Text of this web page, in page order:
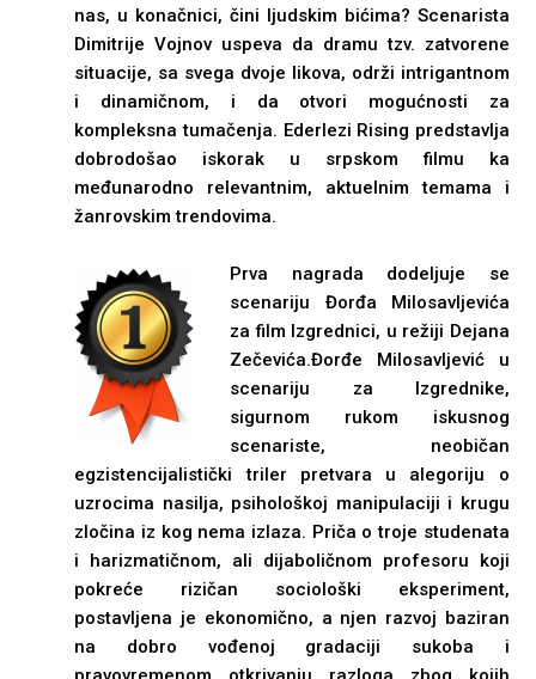
nas, u konačnici, čini ljudskim bićima? Scenarista
Dimitrije Vojnov uspeva da dramu tzv. zatvorene
situacije, sa svega dvoje likova, održi intrigantnom
i dinamičnom, i da otvori mogućnosti za
kompleksna tumačenja. Ederlezi Rising predstavlja
dobrodošao iskorak u srpskom filmu ka
međunarodno relevantnim, aktuelnim temama i
žanrovskim trendovima.
Prva nagrada dodeljuje se
scenariju Đorđa Milosavljevića
za film Izgrednici, u režiji Dejana
Zečevića.Đorđe Milosavljević u
scenariju za Izgrednike,
sigurnom rukom iskusnog
scenariste, neobičan
egzistencijalistički triler pretvara u alegoriju o
uzrocima nasilja, psihološkoj manipulaciji i krugu
zločina iz kog nema izlaza. Priča o troje studenata
i harizmatičnom, ali dijaboličnom profesoru koji
pokreće rizičan sociološki eksperiment,
postavljena je ekonomično, a njen razvoj baziran
na dobro vođenoj gradaciji sukoba i